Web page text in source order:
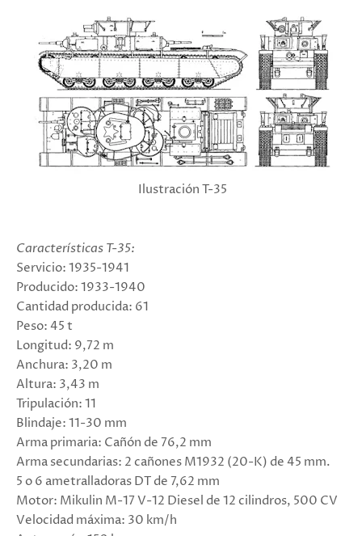
Ilustración T-35
Características T-35:
Servicio: 1935-1941
Producido: 1933-1940
Cantidad producida: 61
Peso: 45 t
Longitud: 9,72 m
Anchura: 3,20 m
Altura: 3,43 m
Tripulación: 11
Blindaje: 11-30 mm
Arma primaria: Cañón de 76,2 mm
Arma secundarias: 2 cañones M1932 (20-K) de 45 mm.
5 o 6 ametralladoras DT de 7,62 mm
Motor: Mikulin M-17 V-12 Diesel de 12 cilindros, 500 CV
Velocidad máxima: 30 km/h